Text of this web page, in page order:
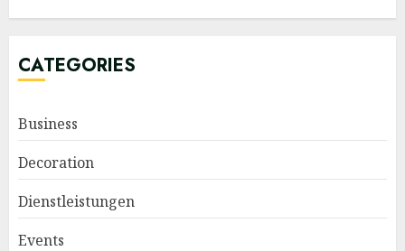
CATEGORIES
Business
Decoration
Dienstleistungen
Events